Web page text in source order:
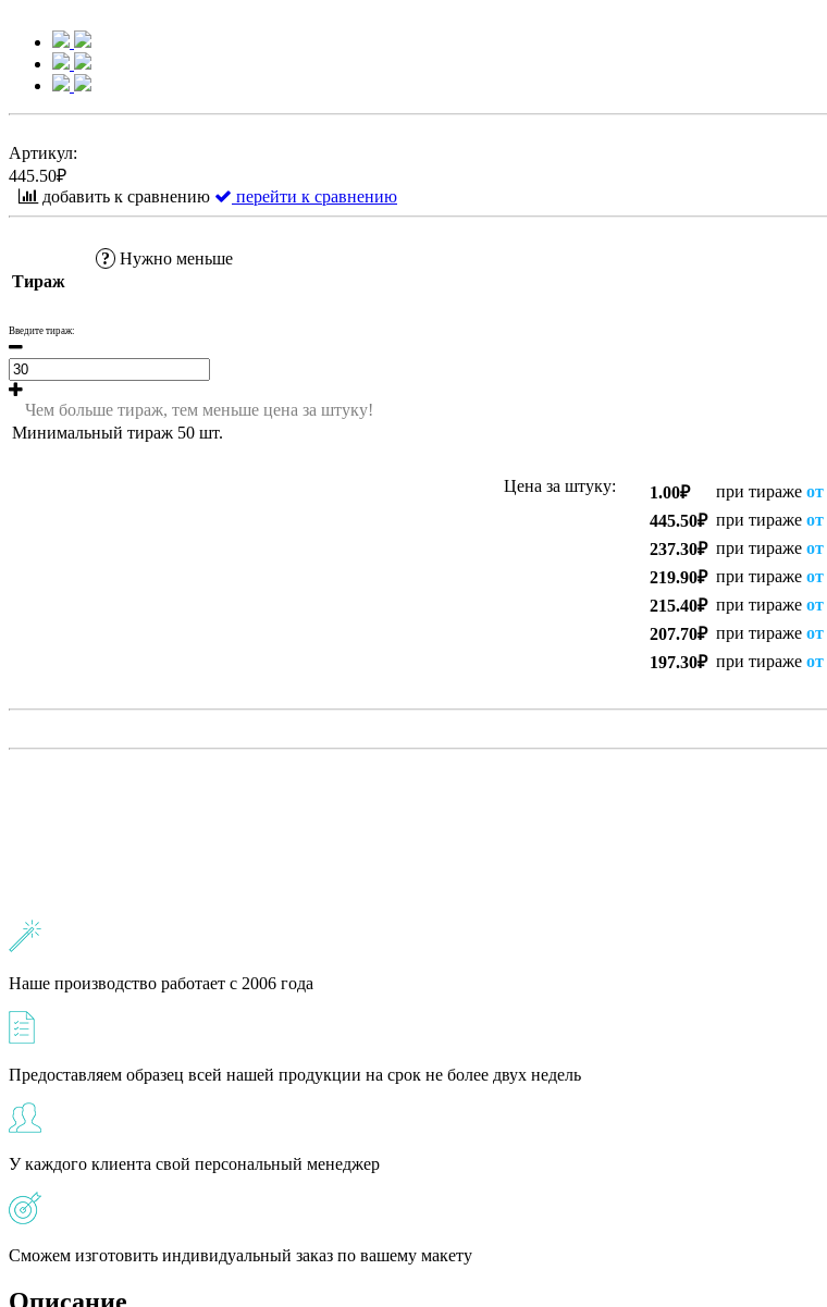
Артикул:
445.50₽
добавить к сравнению
перейти к сравнению
Тираж
? Нужно меньше
Введите тираж:
Чем больше тираж, тем меньше цена за штуку!
Минимальный тираж 50 шт.
Цена за штуку: 1.00₽ при тираже
445.50₽ при тираже
237.30₽ при тираже
219.90₽ при тираже
215.40₽ при тираже
207.70₽ при тираже
197.30₽ при тираже
Наше производство работает с 2006 года
Предоставляем образец всей нашей продукции на срок не более двух недель
У каждого клиента свой персональный менеджер
Сможем изготовить индивидуальный заказ по вашему макету
Описание